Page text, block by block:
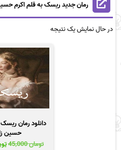
رمان جدید ریسک به قلم اکرم
در حال نمایش یک نتیجه
حسین
تومان45,000